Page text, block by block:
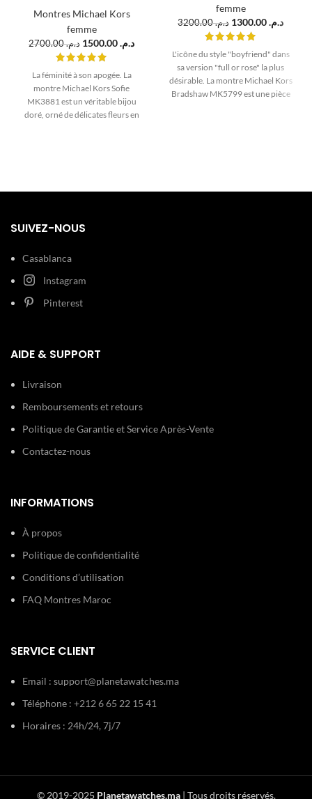
Montres Michael Kors
femme
د.م.2700.00 د.م.
La féminité à son apogée. La
montre Michael Kors Sofie
MK3881 est un véritable bijou
doré, orné de délicates fleurs en
femme
د.م.3200.00 د.م.
L'icône du style "boyfriend" dans
sa version "full or rose" la plus
désirable. La montre Michael Kors
Bradshaw MK5799 est une pièce
SUIVEZ-NOUS
Casablanca
Instagram
Pinterest
AIDE & SUPPORT
Livraison
Remboursements et retours
Politique de Garantie et Service Après-Vente
Contactez-nous
INFORMATIONS
À propos
Politique de confidentialité
Conditions d’utilisation
FAQ Montres Maroc
SERVICE CLIENT
Email : support@planetawatches.ma
Téléphone : +212 6 65 22 15 41
Horaires : 24h/24, 7j/7
© 2019-2025 Planetawatches.ma| Tous droits réservés.